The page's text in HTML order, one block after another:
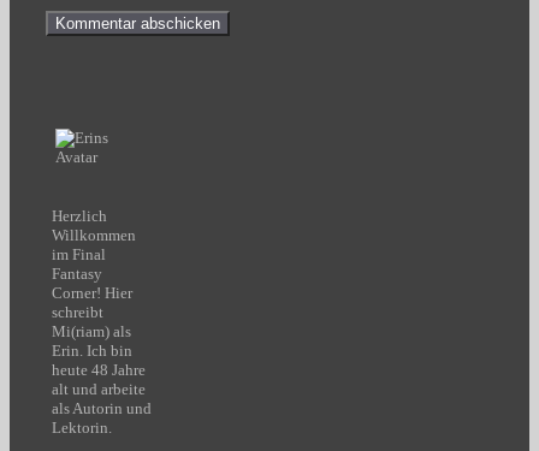
Herzlich
Willkommen
im Final
Fantasy
Corner! Hier
schreibt
Mi(riam) als
Erin. Ich bin
heute 48 Jahre
alt und arbeite
als Autorin und
Lektorin.